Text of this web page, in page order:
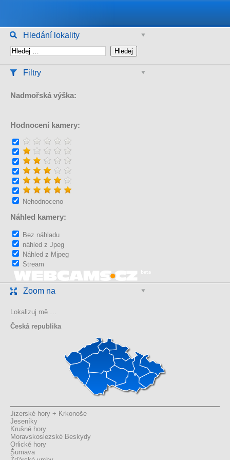
Hledání lokality
Filtry
Nadmořská výška:
Hodnocení kamery:
Nehodnoceno
Náhled kamery:
Bez náhladu
náhled z Jpeg
Náhled z Mjpeg
Stream
Zoom na
Lokalizuj mě …
Česká republika
Jizerské hory + Krkonoše
Jeseníky
Krušné hory
Moravskoslezské Beskydy
Orlické hory
Šumava